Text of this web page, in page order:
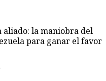
aliado: la maniobra del
para ganar el favor